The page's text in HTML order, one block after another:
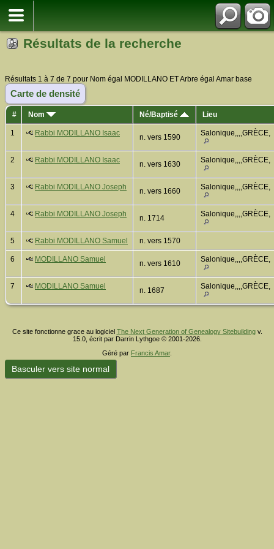
Résultats de la recherche
Résultats 1 à 7 de 7 pour Nom égal MODILLANO ET Arbre égal Amar base
Carte de densité
# Nom Né/Baptisé Lieu
1 Rabbi MODILLANO Isaac n. vers 1590 Salonique,,,,GRÈCE,
2 Rabbi MODILLANO Isaac n. vers 1630 Salonique,,,,GRÈCE,
3 Rabbi MODILLANO Joseph n. vers 1660 Salonique,,,,GRÈCE,
4 Rabbi MODILLANO Joseph n. 1714 Salonique,,,,GRÈCE,
5 Rabbi MODILLANO Samuel n. vers 1570
6 MODILLANO Samuel n. vers 1610 Salonique,,,,GRÈCE,
7 MODILLANO Samuel n. 1687 Salonique,,,,GRÈCE,
Ce site fonctionne grace au logiciel The Next Generation of Genealogy Sitebuildingv.
15.0, écrit par Darrin Lythgoe © 2001-2026.
Géré par Francis Amar.
Basculer vers site normal